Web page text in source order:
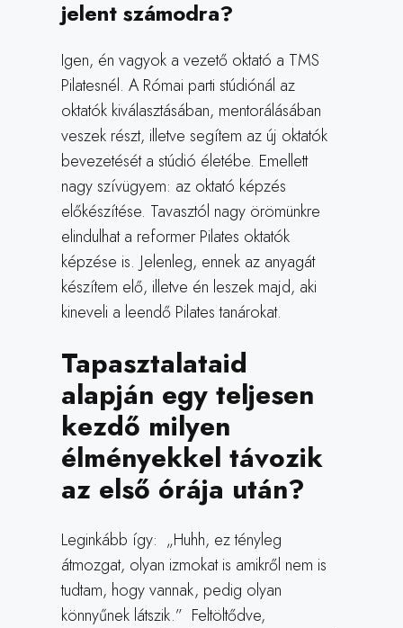
jelent számodra?
Igen, én vagyok a vezető oktató a TMS
Pilatesnél. A Római parti stúdiónál az
oktatók kiválasztásában, mentorálásában
veszek részt, illetve segítem az új oktatók
bevezetését a stúdió életébe. Emellett
nagy szívügyem: az oktató képzés
előkészítése. Tavasztól nagy örömünkre
elindulhat a reformer Pilates oktatók
képzése is. Jelenleg, ennek az anyagát
készítem elő, illetve én leszek majd, aki
kineveli a leendő Pilates tanárokat.
Tapasztalataid
alapján egy teljesen
kezdő milyen
élményekkel távozik
az első órája után?
Leginkább így: „Huhh, ez tényleg
átmozgat, olyan izmokat is amikről nem is
tudtam, hogy vannak, pedig olyan
könnyűnek látszik.” Feltöltődve,